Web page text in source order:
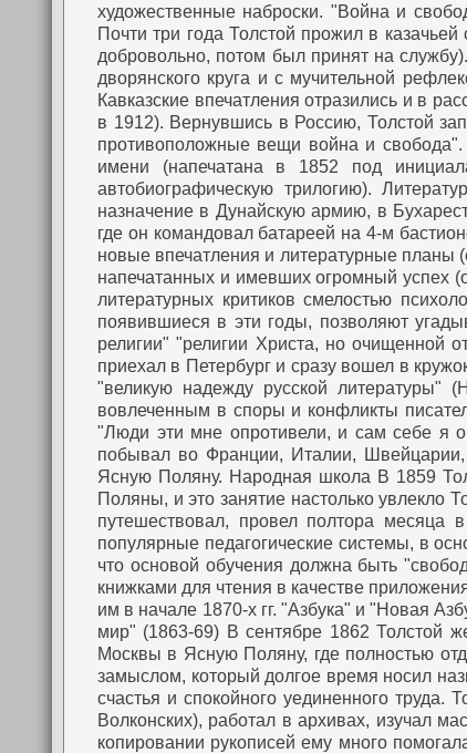
художественные наброски. "Война и
Почти три года Толстой прожил в
добровольно, потом был принят на
дворянского круга и с мучительной
Кавказские впечатления отразились и в
в 1912). Вернувшись в Россию, Толстой
противоположные вещи война и
имени (напечатана в 1852 под
автобиографическую трилогию).
назначение в Дунайскую армию, в
где он командовал батареей на 4-м
новые впечатления и литературные планы
напечатанных и имевших огромный успех
литературных критиков смелостью
появившиеся в эти годы, позволяют
религии" "религии Христа, но очищенной
приехал в Петербург и сразу вошел в
"великую надежду русской литературы"
вовлеченным в споры и конфликты
"Люди эти мне опротивели, и сам себе я
побывал во Франции, Италии,
Ясную Поляну. Народная школа В 1859
Поляны, и это занятие настолько увлекло
путешествовал, провел полтора
популярные педагогические системы, в
что основой обучения должна быть
книжками для чтения в качестве
им в начале 1870-х гг. "Азбука" и "Новая
мир" (1863-69) В сентябре 1862 Толстой
Москвы в Ясную Поляну, где полностью
замыслом, который долгое время носил
счастья и спокойного уединенного
Волконских), работал в архивах, изучал
копировании рукописей ему много